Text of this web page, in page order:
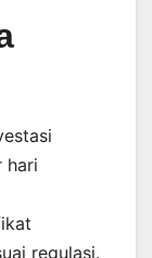
hari
regulasi.